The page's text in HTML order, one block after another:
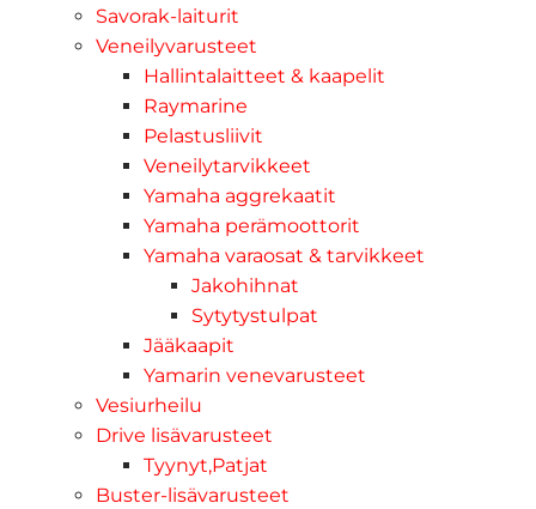
Savorak-laiturit
Veneilyvarusteet
Hallintalaitteet & kaapelit
Raymarine
Pelastusliivit
Veneilytarvikkeet
Yamaha aggrekaatit
Yamaha perämoottorit
Yamaha varaosat & tarvikkeet
Jakohihnat
Sytytystulpat
Jääkaapit
Yamarin venevarusteet
Vesiurheilu
Drive lisävarusteet
Tyynyt,Patjat
Buster-lisävarusteet